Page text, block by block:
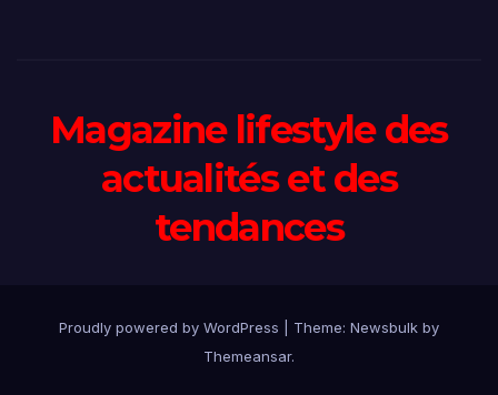
Magazine lifestyle des
actualités et des
tendances
Proudly powered by WordPress Theme: Newsbulk by
Themeansar.